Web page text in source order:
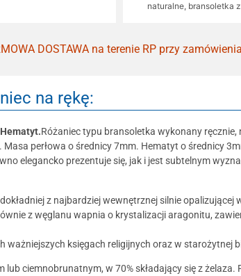
naturalne, bransoletka
DOSTAWA na terenie RP przy
na rękę:
Różaniec typu bransoletka wykonany
perłowa o średnicy 7mm. Hematyt o średnicy
elegancko prezentuje się, jak i jest subtelnym
z najbardziej wewnętrznej silnie
z węglanu wapnia o krystalizacji aragonitu,
ważniejszych księgach religijnych oraz w
ciemnobrunatnym, w 70% składający się z